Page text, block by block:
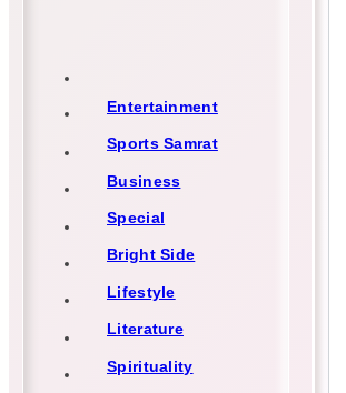
Entertainment
Sports Samrat
Business
Special
Bright Side
Lifestyle
Literature
Spirituality